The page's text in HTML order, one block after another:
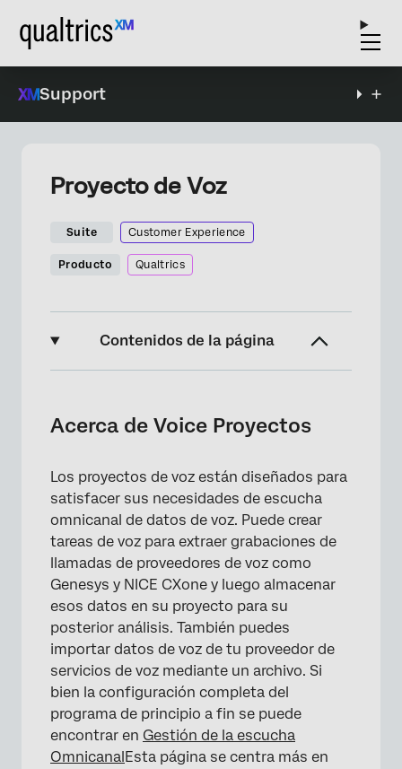
Support
Proyecto de Voz
Suite Customer Experience
Producto Qualtrics
Contenidos de la página
Creando un proyecto de voz
Conexión con un proveedor de voz
Configuración de una Tarea de voz:
Importación mediante archivos
Relleno de datos
Navegando por Proyectos de voz
Mapeo de datos de voz
Datos de transcripción de llamadas
Permisos y requisitos del proveedor de voz
Requisitos de archivo
Visualización y gestión de tareas de voz
Acerca de Voice Proyectos
Los proyectos de voz están diseñados para
satisfacer sus necesidades de escucha
omnicanal de datos de voz. Puede crear
tareas de voz para extraer grabaciones de
llamadas de proveedores de voz como
Genesys y NICE CXone y luego almacenar
esos datos en su proyecto para su
posterior análisis. También puedes
importar datos de voz de tu proveedor de
servicios de voz mediante un archivo. Si
bien la configuración completa del
programa de principio a fin se puede
encontrar en Gestión de la escucha
OmnicanalEsta página se centra más en